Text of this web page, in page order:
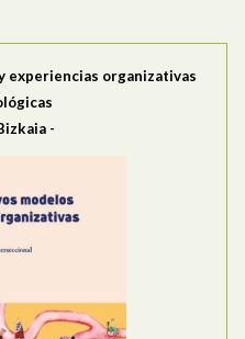
experiencias organizativas
-